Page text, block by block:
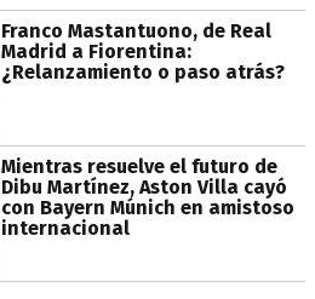
Franco Mastantuono, de Real
Madrid a Fiorentina:
¿Relanzamiento o paso atrás?
Mientras resuelve el futuro de
Dibu Martínez, Aston Villa cayó
con Bayern Múnich en amistoso
internacional